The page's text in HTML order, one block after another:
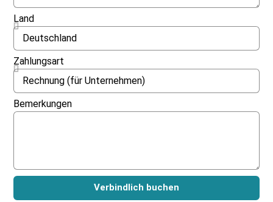
Land
Zahlungsart
Bemerkungen
Verbindlich buchen